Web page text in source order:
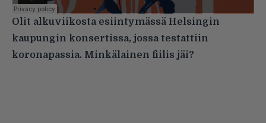
Olit alkuviikosta esiintymässä Helsingin
kaupungin konsertissa, jossa testattiin
koronapassia. Minkälainen fiilis jäi?